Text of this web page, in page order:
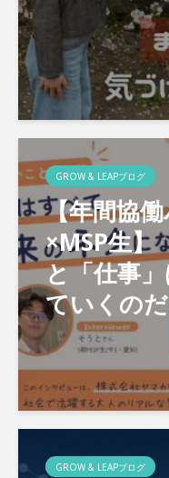
GROW & LEAPブログ
【年間協
×MSP生】
と「仕事
ていくの
GROW & LEAPブログ